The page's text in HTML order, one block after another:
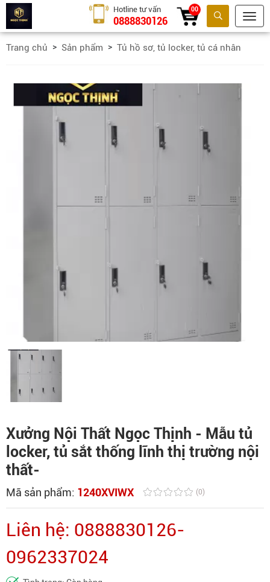
Tìm kiếm
Hotline tư vấn
0888830126
00
Trang chủ Sản phẩm Tủ hồ sơ, tủ locker, tủ cá nhân
Xưởng Nội Thất Ngọc Thịnh - Mẫu tủ
locker, tủ sắt thống lĩnh thị trường nội
thất-
Mã sản phẩm: 1240XVIWX (0)
Liên hệ: 0888830126-
0962337024